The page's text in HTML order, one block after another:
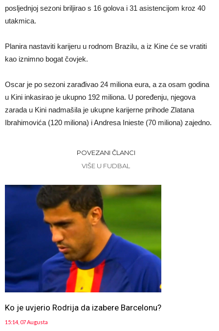
posljednjoj sezoni briljirao s 16 golova i 31 asistencijom kroz 40
utakmica.
Planira nastaviti karijeru u rodnom Brazilu, a iz Kine će se vratiti
kao iznimno bogat čovjek.
Oscar je po sezoni zarađivao 24 miliona eura, a za osam godina
u Kini inkasirao je ukupno 192 miliona. U poređenju, njegova
zarada u Kini nadmašila je ukupne karijerne prihode Zlatana
Ibrahimovića (120 miliona) i Andresa Inieste (70 miliona) zajedno.
POVEZANI ČLANCI
VIŠE U FUDBAL
Ko je uvjerio Rodrija da izabere Barcelonu?
15:14, 07 Augusta